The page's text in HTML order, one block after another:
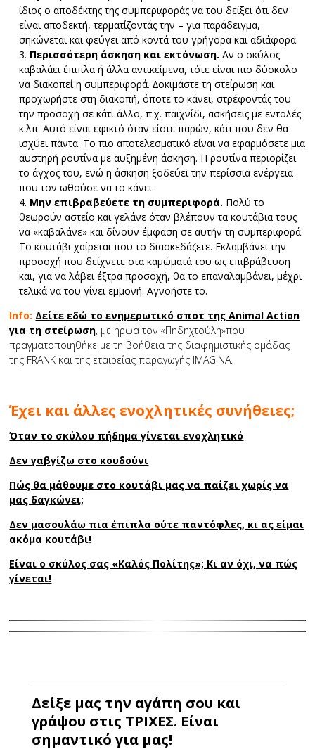
ίδιος ο αποδέκτης της συμπεριφοράς να του δείξει ότι δεν
είναι αποδεκτή, τερματίζοντάς την – για παράδειγμα,
σηκώνεται και φεύγει από κοντά του γρήγορα και αδιάφορα.
Περισσότερη άσκηση και εκτόνωση. Αν ο σκύλος
καβαλάει έπιπλα ή άλλα αντικείμενα, τότε είναι πιο δύσκολο
να διακοπεί η συμπεριφορά. ∆οκιμάστε τη στείρωση και
προχωρήστε στη διακοπή, όποτε το κάνει, στρέφοντάς του
την προσοχή σε κάτι άλλο, π.χ. παιχνίδι, ασκήσεις με εντολές
κ.λπ. Αυτό είναι εφικτό όταν είστε παρών, κάτι που δεν θα
ισχύει πάντα. Το πιο αποτελεσματικό είναι να εφαρμόσετε μια
αυστηρή ρουτίνα µε αυξημένη άσκηση. Η ρουτίνα περιορίζει
το άγχος του, ενώ η άσκηση ξοδεύει την περίσσια ενέργεια
που τον ωθούσε να το κάνει.
Μην επιβραβεύετε τη συμπεριφορά. Πολύ το
θεωρούν αστείο και γελάνε όταν βλέπουν τα κουτάβια τους
να «καβαλάνε» και δίνουν έμφαση σε αυτήν τη συμπεριφορά.
Το κουτάβι χαίρεται που το διασκεδάζετε. Εκλαμβάνει την
προσοχή που δείχνετε στα καµώµατά του ως επιβράβευση
και, για να λάβει έξτρα προσοχή, θα το επαναλαμβάνει, μέχρι
τελικά να του γίνει εμμονή. Αγνοήστε το.
Info: Δείτε εδώ το ενημερωτικό σποτ της Animal Action
για τη στείρωση, με ήρωα τον «Πηδηχτούλη»που
πραγματοποιηθήκε με τη βοήθεια της διαφημιστικής ομάδας
της FRANK και της εταιρείας παραγωγής IMAGINA.
Έχει και άλλες ενοχλητικές συνήθειες;
Όταν το σκύλου πήδημα γίνεται ενοχλητικό
Δεν γαβγίζω στο κουδούνι
Πώς θα μάθουμε στο κουτάβι μας να παίζει χωρίς να
μας δαγκώνει;
Δεν μασουλάω πια έπιπλα ούτε παντόφλες, κι ας είμαι
ακόμα κουτάβι!
Είναι ο σκύλος σας «Καλός Πολίτης»; Κι αν όχι, να πώς
γίνεται!
Δείξε μας την αγάπη σου και
γράψου στις ΤΡΙΧΕΣ. Είναι
σημαντικό για μας!